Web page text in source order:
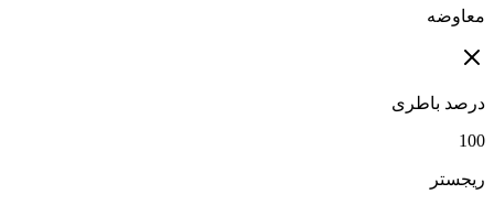
معاوضه
درصد باطری
100
ریجستر